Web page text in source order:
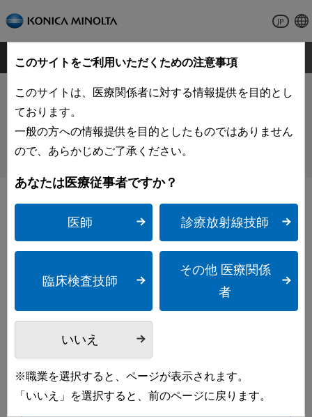
JP
ヘルスケア
超音波診断装置
SONIMAGE UX1
認証番号：306ABBZX00014000
製品について問い合わせる
このサイトをご利用いただくための注意事項
このサイトは、医療関係者に対する情報提供を目的とし
ております。
一般の方への情報提供を目的としたものではありません
ので、あらかじめご了承ください。
あなたは医療従事者ですか？
医師 診療放射線技師
臨床検査技師
その他 医療関係
者
いいえ
※職業を選択すると、ページが表示されます。
「いいえ」を選択すると、前のページに戻ります。